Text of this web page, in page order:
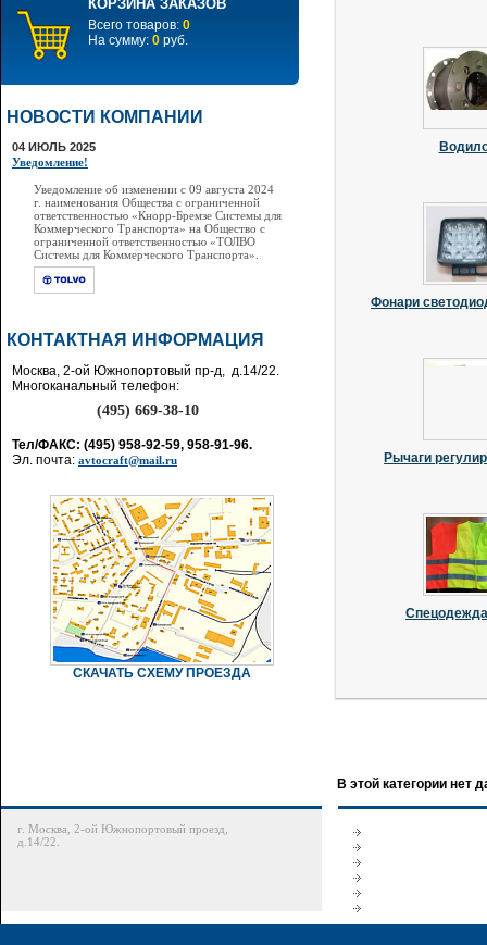
КОРЗИНА ЗАКАЗОВ
Всего товаров: 0
На сумму: 0 руб.
НОВОСТИ КОМПАНИИ
04 ИЮЛЬ 2025
Уведомление!
Уведомление об изменении с 09 августа 2024
г. наименования Общества с ограниченной
ответственностью «Кнорр-Бремзе Системы для
Коммерческого Транспорта» на Общество с
ограниченной ответственностью «ТОЛВО
Системы для Коммерческого Транспорта».
КОНТАКТНАЯ ИНФОРМАЦИЯ
Москва, 2-ой Южнопортовый пр-д, д.14/22.
Многоканальный телефон:
(495) 669-38-10
Тел/ФАКС: (495) 958-92-59, 958-91-96.
Эл. почта: avtocraft@mail.ru
СКАЧАТЬ СХЕМУ ПРОЕЗДА
Фонари
Рычаги
В этой категории нет
г. Москва, 2-ой Южнопортовый проезд,
д.14/22.